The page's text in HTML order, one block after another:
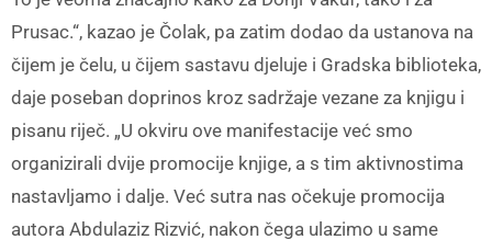
Prusac.“, kazao je Čolak, pa zatim dodao da ustanova na
čijem je čelu, u čijem sastavu djeluje i Gradska biblioteka,
daje poseban doprinos kroz sadržaje vezane za knjigu i
pisanu riječ. „U okviru ove manifestacije već smo
organizirali dvije promocije knjige, a s tim aktivnostima
nastavljamo i dalje. Već sutra nas očekuje promocija
autora Abdulaziz Rizvić, nakon čega ulazimo u same